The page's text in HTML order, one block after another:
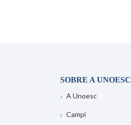
SOBRE A UNOESC
A Unoesc
Campi